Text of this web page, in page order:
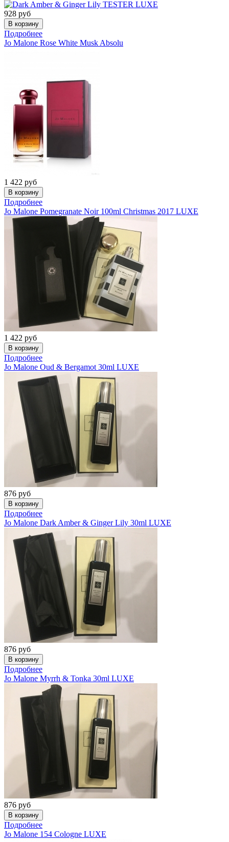
928 руб
Подробнее
Jo Malone Rose White Musk Absolu
1 422 руб
Подробнее
Jo Malone Pomegranate Noir 100ml Christmas 2017 LUXE
1 422 руб
Подробнее
Jo Malone Oud & Bergamot 30ml LUXE
876 руб
Подробнее
Jo Malone Dark Amber & Ginger Lily 30ml LUXE
876 руб
Подробнее
Jo Malone Myrrh & Tonka 30ml LUXE
876 руб
Подробнее
Jo Malone 154 Cologne LUXE